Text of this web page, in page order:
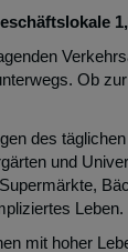
Ob
des
und